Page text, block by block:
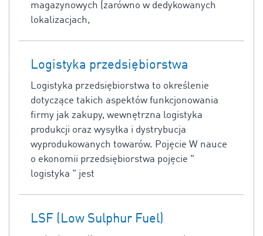
magazynowych (zarówno w dedykowanych
lokalizacjach,
Logistyka przedsiębiorstwa
Logistyka przedsiębiorstwa to określenie
dotyczące takich aspektów funkcjonowania
firmy jak zakupy, wewnętrzna logistyka
produkcji oraz wysyłka i dystrybucja
wyprodukowanych towarów. Pojęcie W nauce
o ekonomii przedsiębiorstwa pojęcie "
logistyka " jest
LSF (Low Sulphur Fuel)